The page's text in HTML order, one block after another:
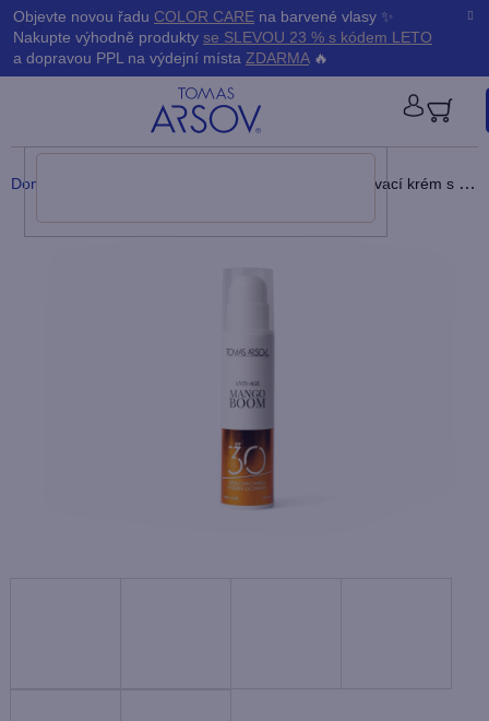
Přejít
na
obsah
Objevte novou řadu COLOR CARE na barvené vlasy ✨
Nakupte výhodně produkty se SLEVOU 23 % s kódem LETO
a dopravou PPL na výdejní místa ZDARMA🔥
Domů MANGO BOOM Opalovací krém s SPF 30
K
o
k
Zpět
Zpět